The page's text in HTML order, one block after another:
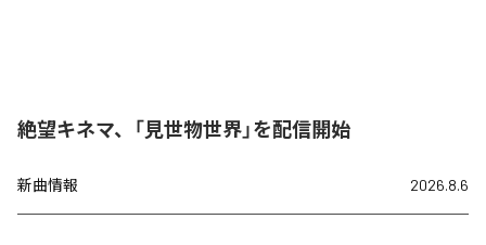
絶望キネマ、「見世物世界」を配信開始
新曲情報 2026.8.6